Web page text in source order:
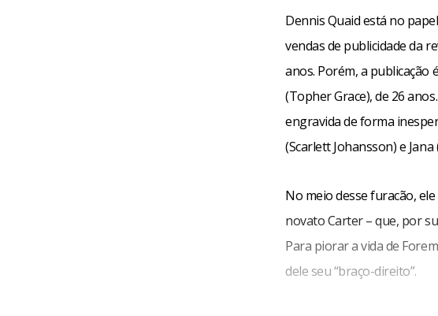
Dennis Quaid está no
vendas de publicidade da
anos. Porém, a publicação
(Topher Grace), de 26
engravida de forma
(Scarlett Johansson) e
No meio desse furacão,
novato Carter – que, por
Para piorar a vida de
dele seu “braço-direito”.